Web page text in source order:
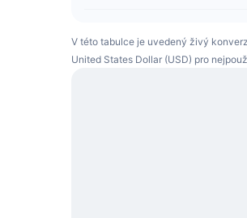
V této tabulce je uvedený živý
United States Dollar (USD) pro